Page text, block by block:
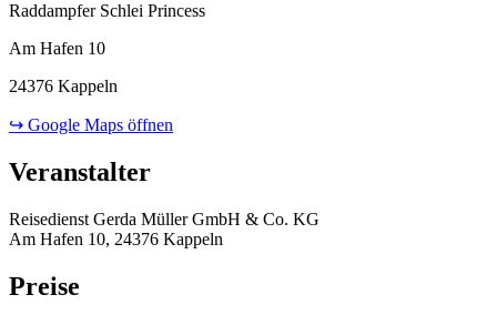
Raddampfer Schlei Princess
Am Hafen 10
24376 Kappeln
↪ Google Maps öffnen
Veranstalter
Reisedienst Gerda Müller GmbH & Co. KG
Am Hafen 10, 24376 Kappeln
Preise